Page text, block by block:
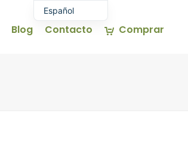
Blog Contacto Comprar
Español
Euskara